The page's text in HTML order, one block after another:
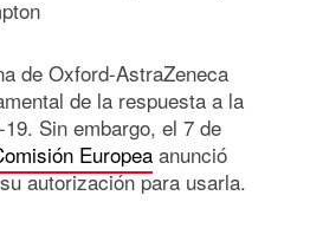
de Oxford-AstraZeneca
de la respuesta a la
Sin embargo, el 7 de
Europea anunció
autorización para usarla.